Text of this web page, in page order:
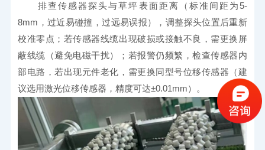
排查传感器探头与草坪表面距离（标准间距为5-
8mm，过近易碰撞，过远易误报），调整探头位置后重新
校准零点；若传感器线缆出现破损或接触不良，需更换屏
蔽线缆（避免电磁干扰）；若报警仍频繁，检查传感器内
部电路，若出现元件老化，需更换同型号位移传感器（建
议选用激光位移传感器，精度可达±0.01mm）。